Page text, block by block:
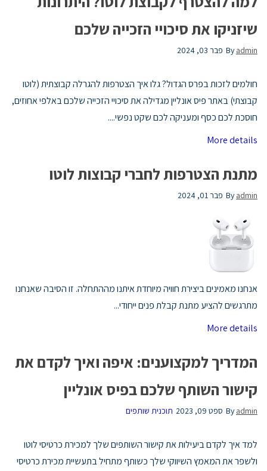
שיזניקו את סיכויי הזכייה שלכם
Byadmin פבר 03, 2024
חולמים לזכות בפרס הגדול? גלו איך הצטרפות להגרלה קבוצתית (לוטו
קבוצתי) באתר פיס אונליין מגדילה את סיכויי הזכייה שלכם באלפי אחוזים,
חוסכת לכם כסף ומעניקה לכם שקט נפשי....
More details
מתנת הצטרפות לחברי קבוצות לוטו
Byadmin פבר 01, 2024
אנחנו מאמינים ביצירת חוויה מיוחדת איתנו מההתחלה. זו הסיבה שאנחנו
מתרגשים להציע מתנת קבלת פנים ייחודי...
More details
המדריך למקצוענים: איפה ואיך לקדם את
קישור השותף שלכם בפיס אונליין
Byadmin ספט 09, 2023 תוכנית שותפים
למד איך לקדם ביעילות את קישור השותפים שלך למכירת כרטיסי לוטו
ולשפר את המאמץ השיווקי שלך כשותף מתחיל בתעשיית מכירת כרטיסי